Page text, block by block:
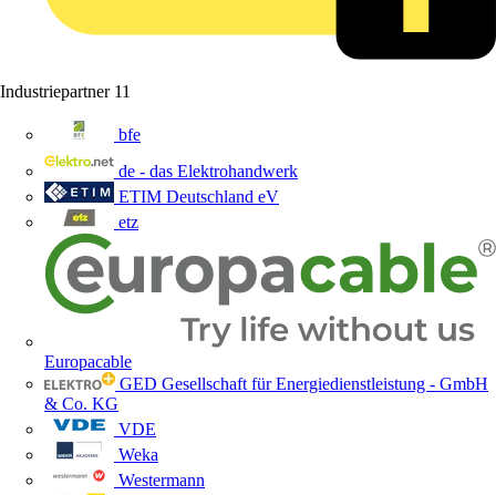
Industriepartner 11
bfe
de - das Elektrohandwerk
ETIM Deutschland eV
etz
Europacable
GED Gesellschaft für Energiedienstleistung - GmbH
& Co. KG
VDE
Weka
Westermann